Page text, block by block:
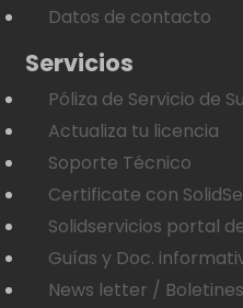
Datos de contacto
Servicios
Póliza de Servicio de
Actualiza tu licencia
Soporte Técnico
Certificate con
Solidservicios portal
Guías y Doc.
News letter / Boletines